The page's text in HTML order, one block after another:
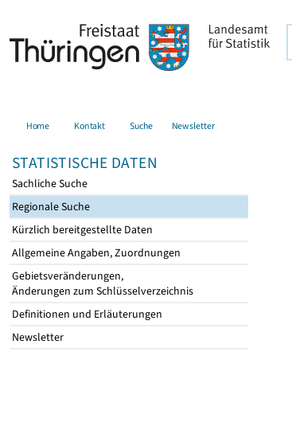
Home Kontakt Suche Newsletter
STATISTISCHE DATEN
Sachliche Suche
Regionale Suche
Kürzlich bereitgestellte Daten
Allgemeine Angaben, Zuordnungen
Gebietsveränderungen,
Änderungen zum Schlüsselverzeichnis
Definitionen und Erläuterungen
Newsletter